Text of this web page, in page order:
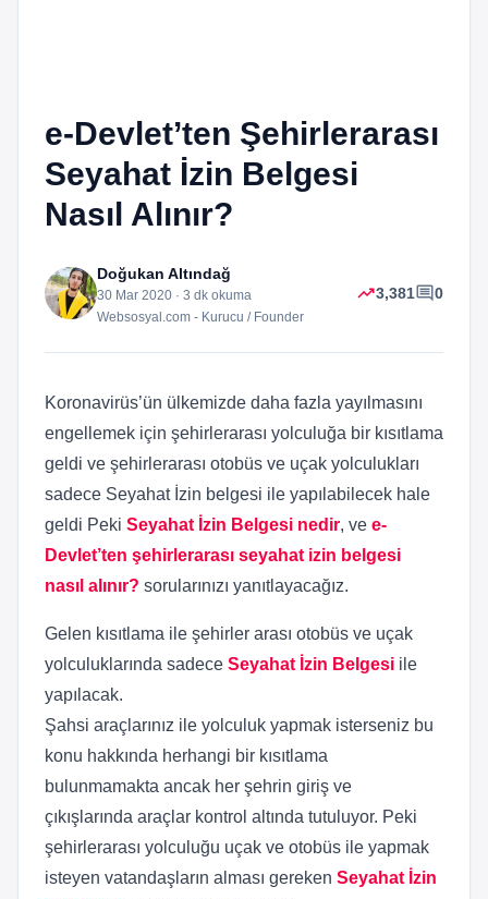
e-Devlet’ten Şehirlerarası
Seyahat İzin Belgesi
Nasıl Alınır?
Doğukan Altındağ
30 Mar 2020 · 3 dk okuma
Websosyal.com - Kurucu / Founder
trending_up3,381comment0
Koronavirüs’ün ülkemizde daha fazla yayılmasını
engellemek için şehirlerarası yolculuğa bir kısıtlama
geldi ve şehirlerarası otobüs ve uçak yolculukları
sadece Seyahat İzin belgesi ile yapılabilecek hale
geldi Peki Seyahat İzin Belgesi nedir, ve e-
Devlet’ten şehirlerarası seyahat izin belgesi
nasıl alınır? sorularınızı yanıtlayacağız.
Gelen kısıtlama ile şehirler arası otobüs ve uçak
yolculuklarında sadece Seyahat İzin Belgesi ile
yapılacak.
Şahsi araçlarınız ile yolculuk yapmak isterseniz bu
konu hakkında herhangi bir kısıtlama
bulunmamakta ancak her şehrin giriş ve
çıkışlarında araçlar kontrol altında tutuluyor. Peki
şehirlerarası yolculuğu uçak ve otobüs ile yapmak
isteyen vatandaşların alması gereken Seyahat İzin